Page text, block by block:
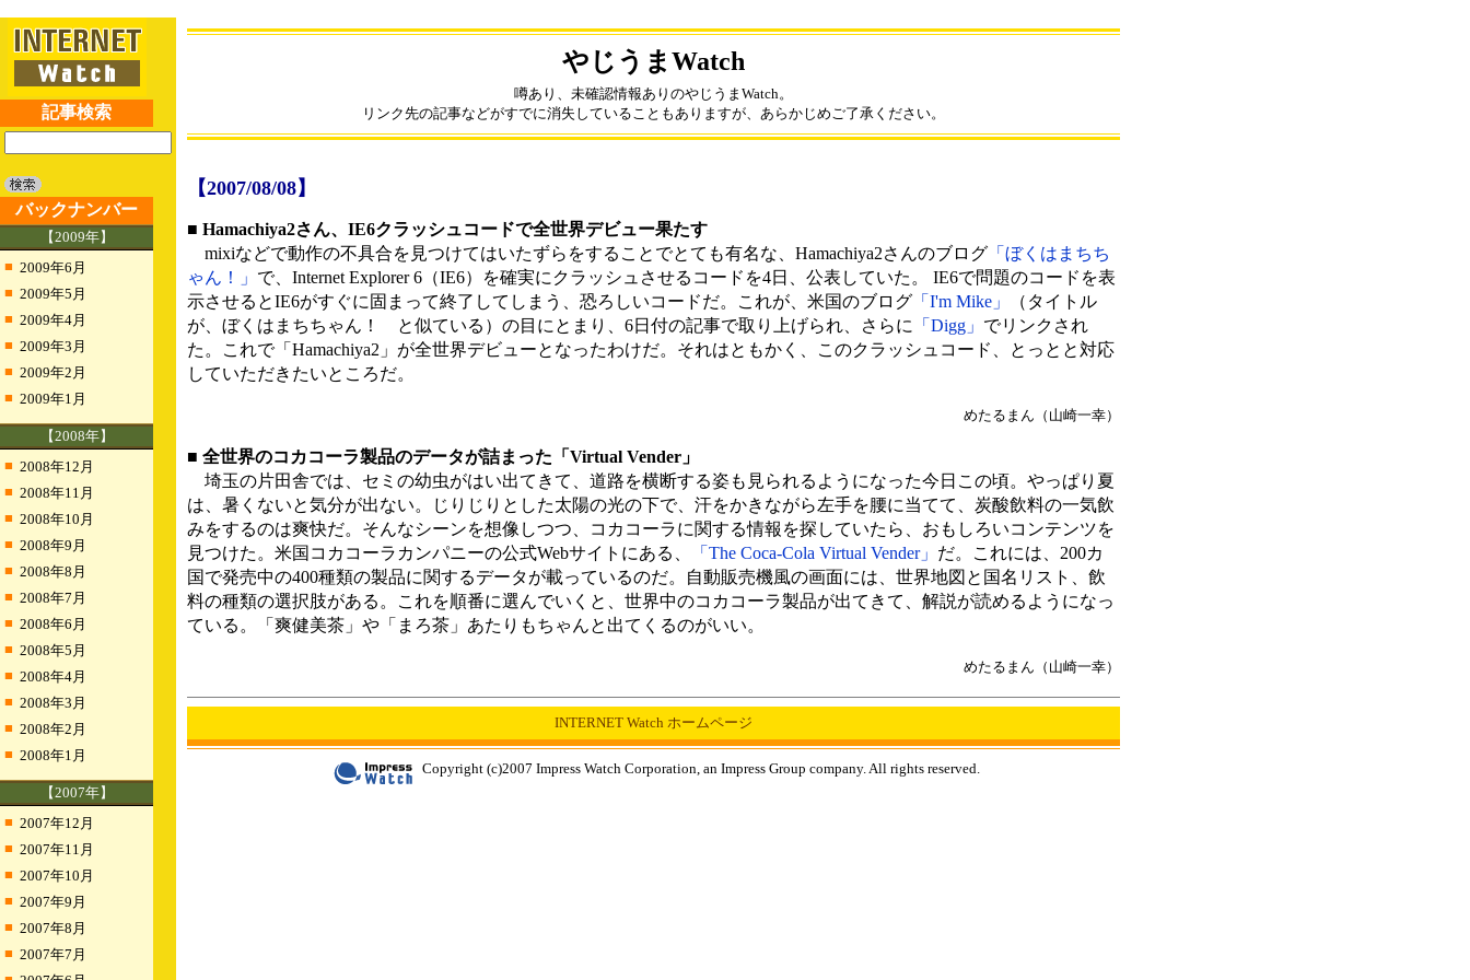
記事検索
バックナンバー
【2009年】
■ 2009年6月
■ 2009年5月
■ 2009年4月
■ 2009年3月
■ 2009年2月
■ 2009年1月
【2008年】
■ 2008年12月
■ 2008年11月
■ 2008年10月
■ 2008年9月
■ 2008年8月
■ 2008年7月
■ 2008年6月
■ 2008年5月
■ 2008年4月
■ 2008年3月
■ 2008年2月
■ 2008年1月
【2007年】
■ 2007年12月
■ 2007年11月
■ 2007年10月
■ 2007年9月
■ 2007年8月
■ 2007年7月
やじうまWatch
噂あり、未確認情報ありのやじうまWatch。
リンク先の記事などがすでに消失していることもありますが、あらかじめご了承ください。
【2007/08/08】
■ Hamachiya2さん、IE6クラッシュコードで全世界デビュー果たす
mixiなどで動作の不具合を見つけてはいたずらをすることでとても有名な、Hamachiya2さんのブログ 「ぼくはまちち
ゃん！」 で、Internet Explorer 6（IE6）を確実にクラッシュさせるコードを4日、公表していた。 IE6で問題のコードを表
示させるとIE6がすぐに固まって終了してしまう、恐ろしいコードだ。これが、米国のブログ 「I'm Mike」
（タイトル
が、ぼくはまちちゃん！ と似ている）の目にとまり、6日付の記事で取り上げられ、さらに
「Digg」 でリンクされ
た。これで「Hamachiya2」が全世界デビューとなったわけだ。それはともかく、このクラッシュコード、とっとと対応
していただきたいところだ。
めたるまん（山崎一幸）
■ 全世界のコカコーラ製品のデータが詰まった「Virtual Vender」
埼玉の片田舎では、セミの幼虫がはい出てきて、道路を横断する姿も見られるようになった今日この頃。やっぱり夏
は、暑くないと気分が出ない。じりじりとした太陽の光の下で、汗をかきながら左手を腰に当てて、炭酸飲料の一気飲
みをするのは爽快だ。そんなシーンを想像しつつ、コカコーラに関する情報を探していたら、おもしろいコンテンツを
見つけた。米国コカコーラカンパニーの公式Webサイトにある、
「The Coca-Cola Virtual Vender」 だ。これには、200カ
国で発売中の400種類の製品に関するデータが載っているのだ。自動販売機風の画面には、世界地図と国名リスト、飲
料の種類の選択肢がある。これを順番に選んでいくと、世界中のコカコーラ製品が出てきて、解説が読めるようになっ
ている。「爽健美茶」や「まろ茶」あたりもちゃんと出てくるのがいい。
めたるまん（山崎一幸）
INTERNET Watch ホームページ
Copyright (c)2007 Impress Watch Corporation, an Impress Group company. All rights reserved.